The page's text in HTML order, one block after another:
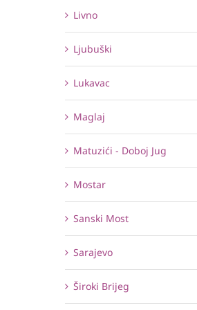
Livno
Ljubuški
Lukavac
Maglaj
Matuzići - Doboj Jug
Mostar
Sanski Most
Sarajevo
Široki Brijeg